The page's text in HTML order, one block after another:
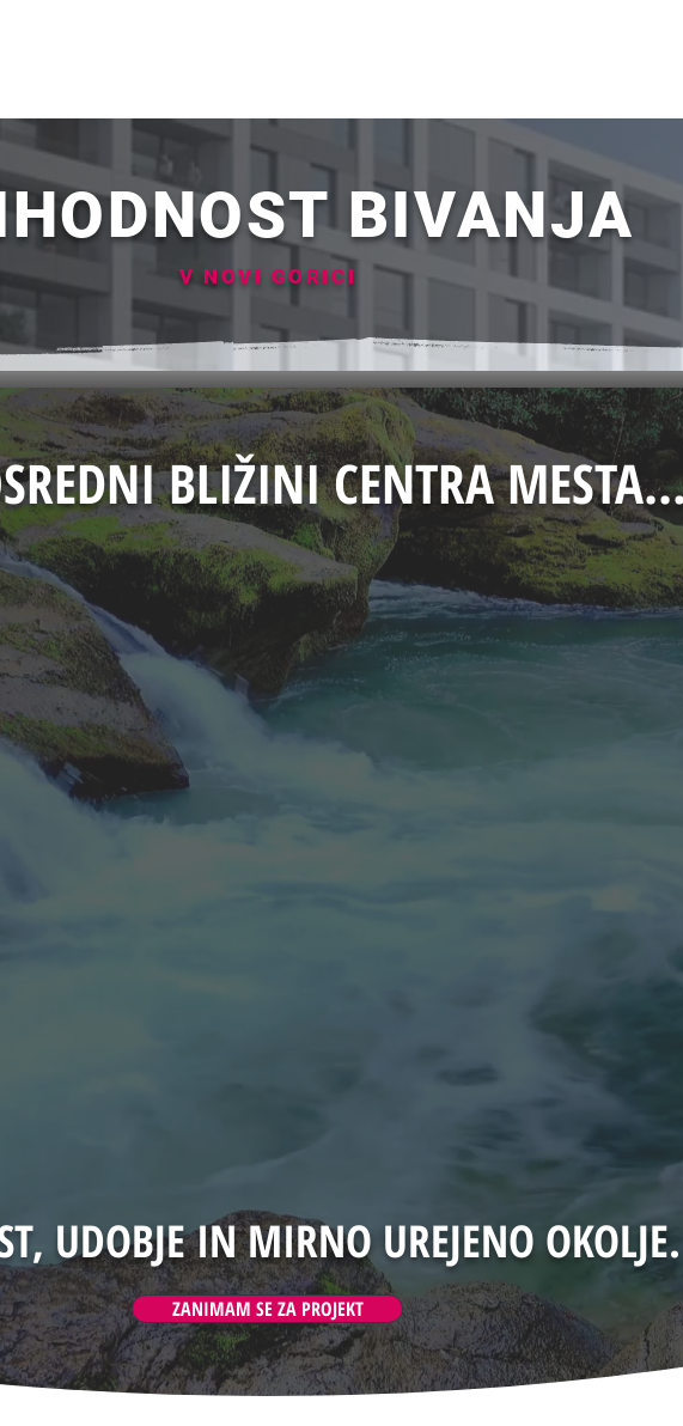
BIVANJA
V NOVI GORICI
BLIŽINI CENTRA
UDOBJE IN MIRNO UREJENO OKOLJE.
ZANIMAM SE ZA PROJEKT